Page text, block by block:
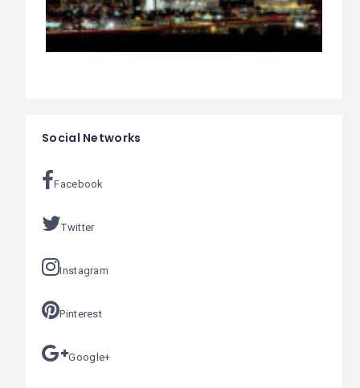
Social Networks
Facebook
Twitter
Instagram
Pinterest
Google+